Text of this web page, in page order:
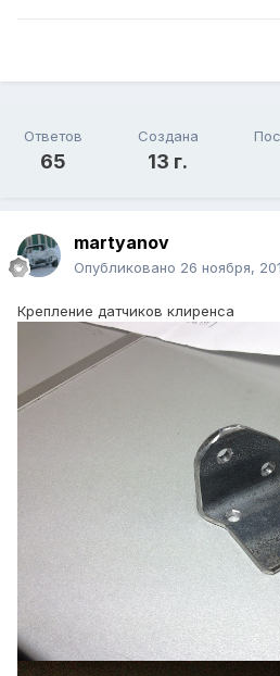
Ответов
65
Создана
13 г.
martyanov
Опубликовано 26 ноября,
Крепление датчиков клиренса